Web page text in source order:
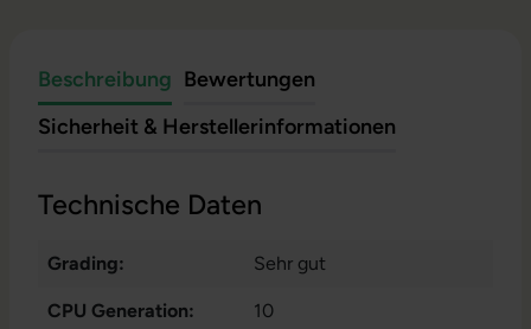
Beschreibung Bewertungen
Sicherheit & Herstellerinformationen
Technische Daten
Grading: Sehr gut
CPU Generation: 10